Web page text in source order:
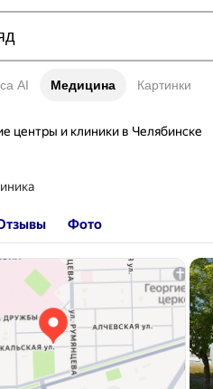
AI Медицина
Медицина Картинки
центры и клиники в Челябинске
Фото